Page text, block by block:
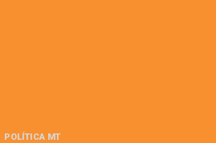
POLÍTICA MT